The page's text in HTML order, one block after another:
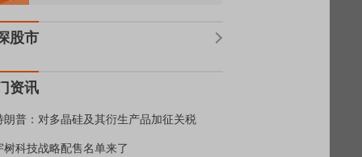
股市
资讯
朗普：对多晶硅及其衍生产品加征关税
树科技战略配售名单来了